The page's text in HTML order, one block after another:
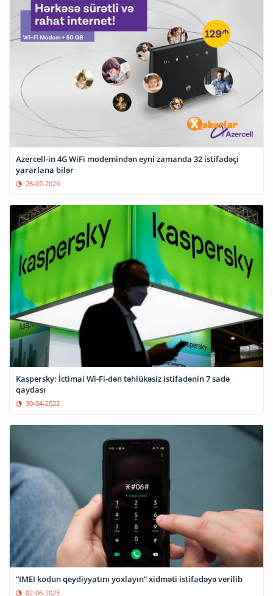
Azercell-in 4G WiFi modemindən eyni zamanda 32 istifadəçi
yararlana bilər
28-07-2020
Kaspersky: İctimai Wi-Fi-dən təhlükəsiz istifadənin 7 sadə
qaydası
30-04-2022
“IMEI kodun qeydiyyatını yoxlayın” xidməti istifadəyə verilib
02-06-2023